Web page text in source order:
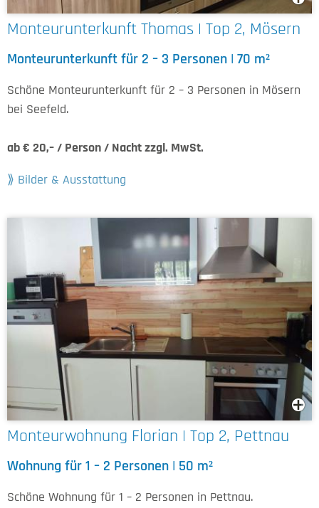
Monteurunterkunft Thomas | Top 2, Mösern
Monteurunterkunft für 2 – 3 Personen | 70 m²
Schöne Monteurunterkunft für 2 – 3 Personen in Mösern
bei Seefeld.
ab € 20,– / Person / Nacht zzgl. MwSt.
Bilder & Ausstattung
Monteurwohnung Florian | Top 2, Pettnau
Wohnung für 1 – 2 Personen | 50 m²
Schöne Wohnung für 1 – 2 Personen in Pettnau.